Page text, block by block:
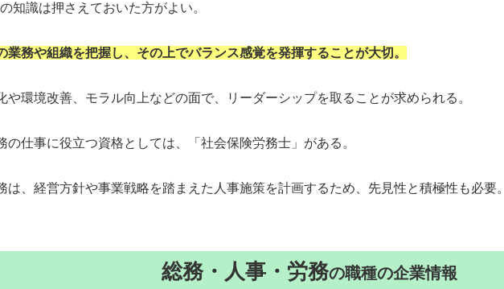
知識は押さえておいた方がよい。
業務や組織を把握し、その上でバランス感覚を発揮することが大切。
や環境改善、モラル向上などの面で、リーダーシップを取ることが求められる。
の仕事に役立つ資格としては、「社会保険労務士」がある。
は、経営方針や事業戦略を踏まえた人事施策を計画するため、先見性と積極性も必要。
総務・人事・労務の職種の企業情報